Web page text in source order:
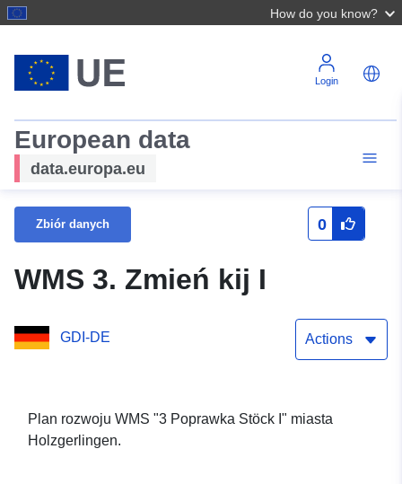
How do you know?
Login
European data
data.europa.eu
Zbiór danych 0
WMS 3. Zmień kij I
GDI-DE Actions
Plan rozwoju WMS "3 Poprawka Stöck I" miasta
Holzgerlingen.